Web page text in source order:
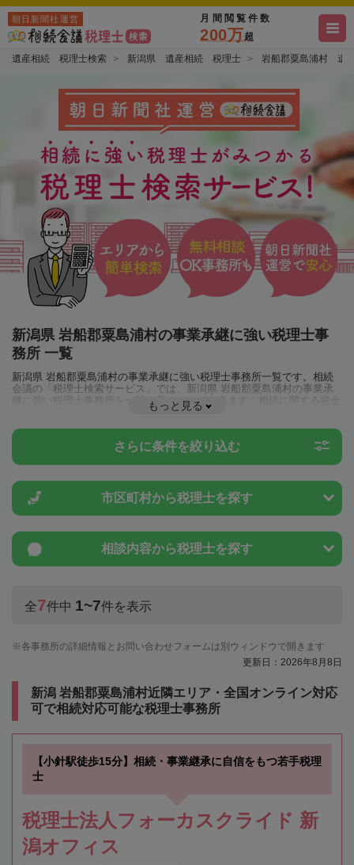
朝日新聞社運営 月間閲覧件数
200万超
遺産相続 税理士検索 新潟県 遺産相続 税理士 岩船郡粟島浦村 遺
新潟県 岩船郡粟島浦村の事業承継に強い税理士事
務所 一覧
新潟県 岩船郡粟島浦村の事業承継に強い税理士事務所一覧です。相続
会議の「税理士検索サービス」では、新潟県 岩船郡粟島浦村の事業承
継に強い税理士事務所を一覧で見ることが出来ます。相続に関する税金
や特例制度のことは一度近隣の税理士に相談してみましょう。
もっと見る
さらに条件を絞り込む
市区町村から税理士を探す
相談内容から税理士を探す
全7件中 1~7件を表示
各事務所の詳細情報とお問い合わせフォームは別ウィンドウで開きます
更新日：2026年8月8日
新潟 岩船郡粟島浦村近隣エリア・全国オンライン対応
可で相続対応可能な税理士事務所
【小針駅徒歩15分】相続・事業継承に自信をもつ若手税理
士
税理士法人フォーカスクライド 新
潟オフィス